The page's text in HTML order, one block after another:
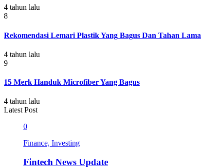
4 tahun lalu
8
Rekomendasi Lemari Plastik Yang Bagus Dan Tahan Lama
4 tahun lalu
9
15 Merk Handuk Microfiber Yang Bagus
4 tahun lalu
Latest Post
0
Finance, Investing
Fintech News Update